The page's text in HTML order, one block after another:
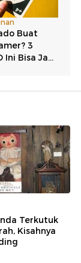
Terkutuk
Kisahnya